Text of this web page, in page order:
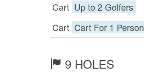
Cart Up to 2 Golfers
Cart Cart For 1 Person
9 HOLES